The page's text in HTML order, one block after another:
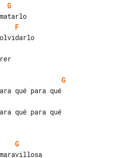
G
F
G
qué para qué
G